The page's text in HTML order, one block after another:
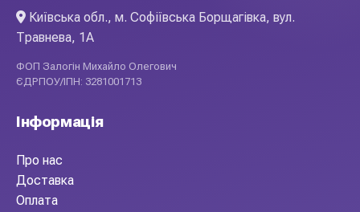
Київська обл., м. Софіївська Борщагівка, вул.
Травнева, 1А
ФОП Залогін Михайло Олегович
ЄДРПОУ/ІПН: 3281001713
Інформація
Про нас
Доставка
Оплата